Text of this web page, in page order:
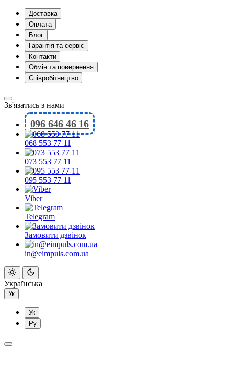
Доставка
Оплата
Блог
Гарантія та сервіс
Контакти
Обмін та повернення
Співробітництво
Зв'язатись з нами
096 646 46 16
068 553 77 11
073 553 77 11
095 553 77 11
Viber
Telegram
Замовити дзвінок
in@eimpuls.com.ua
Українська
Ук
Ук
Ру